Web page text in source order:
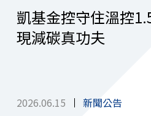
凱基金控守住溫控
現減碳真功夫
2026.06.15 新聞公告